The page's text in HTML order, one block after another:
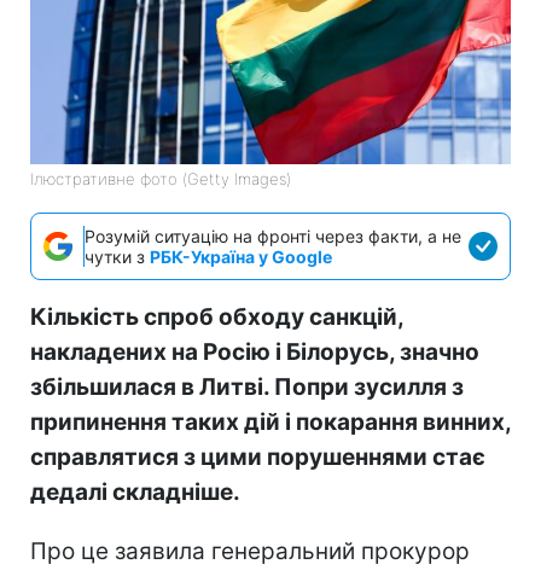
Ілюстративне фото (Getty Images)
Розумій ситуацію на фронті через факти, а не
чутки з РБК-Україна у Google
Кількість спроб обходу санкцій,
накладених на Росію і Білорусь, значно
збільшилася в Литві. Попри зусилля з
припинення таких дій і покарання винних,
справлятися з цими порушеннями стає
дедалі складніше.
Про це заявила генеральний прокурор